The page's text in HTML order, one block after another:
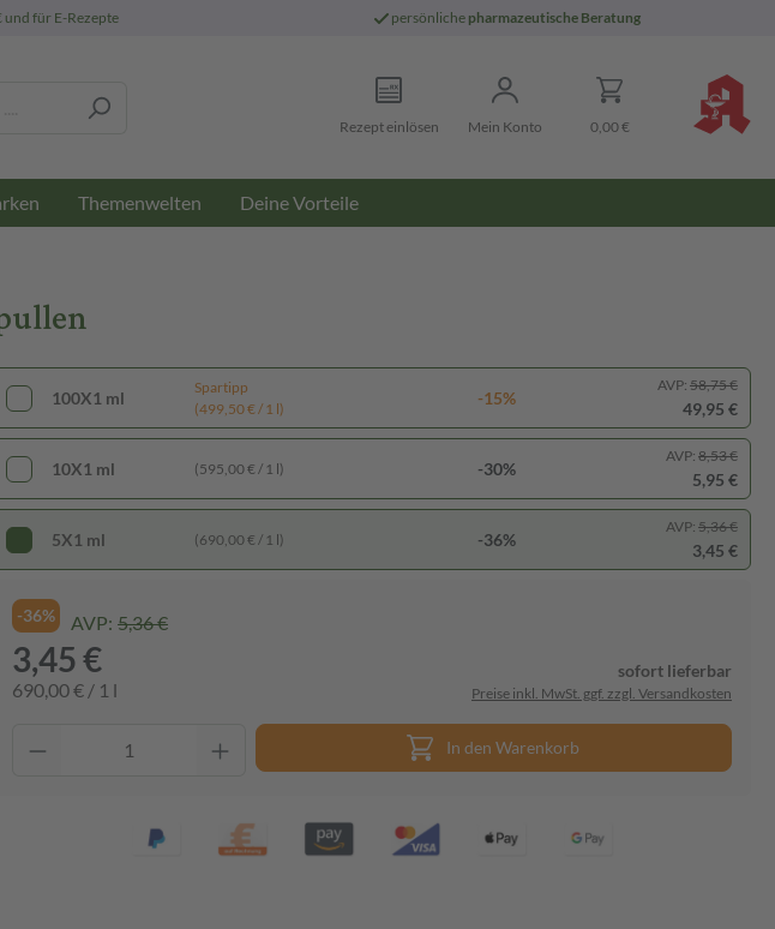
und für E-Rezepte persönliche pharmazeutische Beratung
Rezept einlösen Mein Konto 0,00 €
Themenwelten Deine Vorteile
100X1 ml
Spartipp
(499,50 € / 1 l)
-15%
AVP: 58,75 €
49,95 €
10X1 ml (595,00 € / 1 l) -30%
AVP: 8,53 €
5,95 €
5X1 ml (690,00 € / 1 l) -36%
AVP: 5,36 €
3,45 €
-36% AVP: 5,36 €
3,45 €
690,00 € / 1 l
sofort lieferbar
Preise inkl. MwSt. ggf. zzgl. Versandkosten
In den Warenkorb